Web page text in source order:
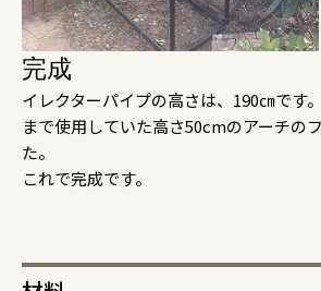
完成
イレクターパイプの高さは、190㎝です
まで使用していた高さ50cmのアーチの
た。
これで完成です。